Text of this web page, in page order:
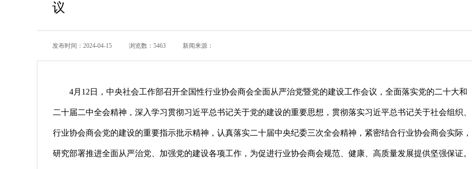
议
发布时间：2024-04-15 浏览数：5463 新闻来源：
4月12日，中央社会工作部召开全国性行业协会商会全面从严治党暨党的建设工作会议，全面落实党的二十大和
二十届二中全会精神，深入学习贯彻习近平总书记关于党的建设的重要思想，贯彻落实习近平总书记关于社会组织、
行业协会商会党的建设的重要指示批示精神，认真落实二十届中央纪委三次全会精神，紧密结合行业协会商会实际，
研究部署推进全面从严治党、加强党的建设各项工作，为促进行业协会商会规范、健康、高质量发展提供坚强保证。